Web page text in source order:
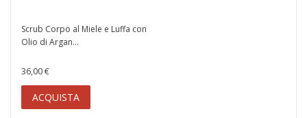
Scrub Corpo al Miele e Luffa con
Olio di Argan...
36,00 €
ACQUISTA